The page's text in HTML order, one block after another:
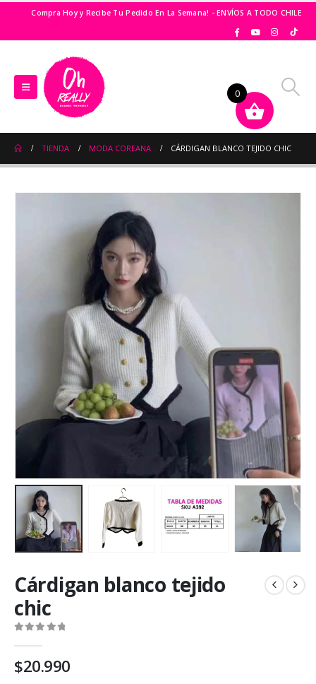
Compra Hoy y Recibe Tu Pedido En La Semana! - ENVÍOS A TODO CHILE
TIENDA MODA COREANA CÁRDIGAN BLANCO TEJIDO CHIC
Cárdigan blanco tejido
chic
$20.990
0